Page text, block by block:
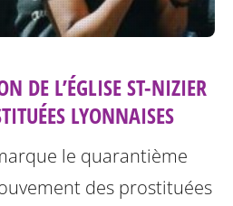
DE L’ÉGLISE ST-NIZIER
LYONNAISES
le quarantième
des prostituées